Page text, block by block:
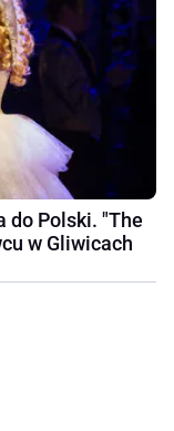
do Polski. "The
w Gliwicach